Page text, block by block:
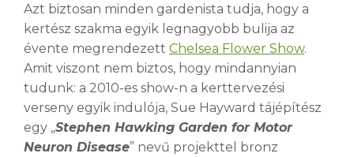
Azt biztosan minden gardenista tudja, hogy a
kertész szakma egyik legnagyobb bulija az
évente megrendezett Chelsea Flower Show.
Amit viszont nem biztos, hogy mindannyian
tudunk: a 2010-es show-n a kerttervezési
verseny egyik indulója, Sue Hayward tájépítész
egy „Stephen Hawking Garden for Motor
Neuron Disease” nevű projekttel bronz